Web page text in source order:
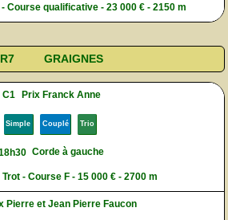
Course qualificative - 23 000 € - 2150 m
R7 GRAIGNES
C1 Prix Franck Anne
Simple Couplé Trio
Corde à gauche
Trot - Course F - 15 000 € - 2700 m
Pierre et Jean Pierre Faucon